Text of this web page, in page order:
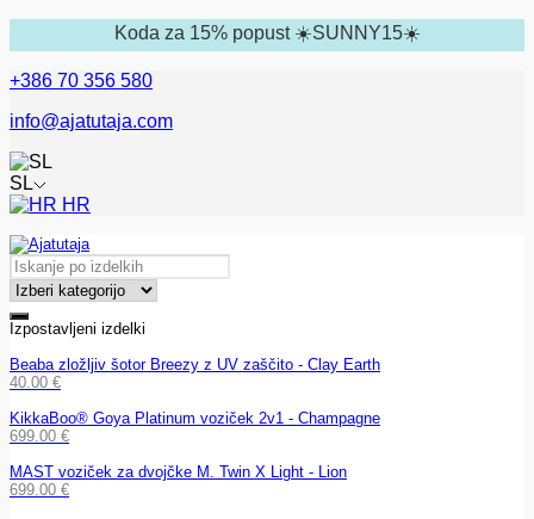
Koda za 15% popust ☀️SUNNY15☀️
+386 70 356 580
info@ajatutaja.com
SL
HR
Izpostavljeni izdelki
Beaba zložljiv šotor Breezy z UV zaščito - Clay Earth
40.00 €
KikkaBoo® Goya Platinum voziček 2v1 - Champagne
699.00 €
MAST voziček za dvojčke M. Twin X Light - Lion
699.00 €